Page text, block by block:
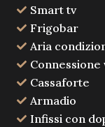
Smart tv
Frigobar
Aria
Cassaforte
Armadio
Infissi con